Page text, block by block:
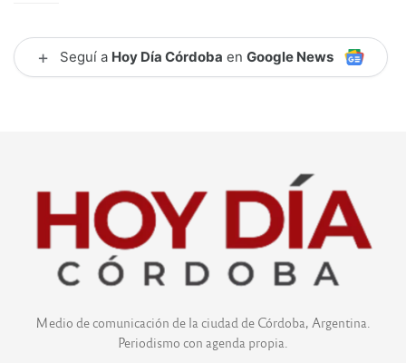
+ Seguí a Hoy Día Córdoba en Google News
Medio de comunicación de la ciudad de Córdoba, Argentina.
Periodismo con agenda propia.